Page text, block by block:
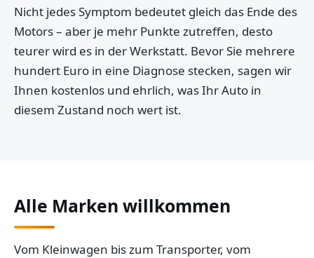
Nicht jedes Symptom bedeutet gleich das Ende des
Motors – aber je mehr Punkte zutreffen, desto
teurer wird es in der Werkstatt. Bevor Sie mehrere
hundert Euro in eine Diagnose stecken, sagen wir
Ihnen kostenlos und ehrlich, was Ihr Auto in
diesem Zustand noch wert ist.
Alle Marken willkommen
Vom Kleinwagen bis zum Transporter, vom